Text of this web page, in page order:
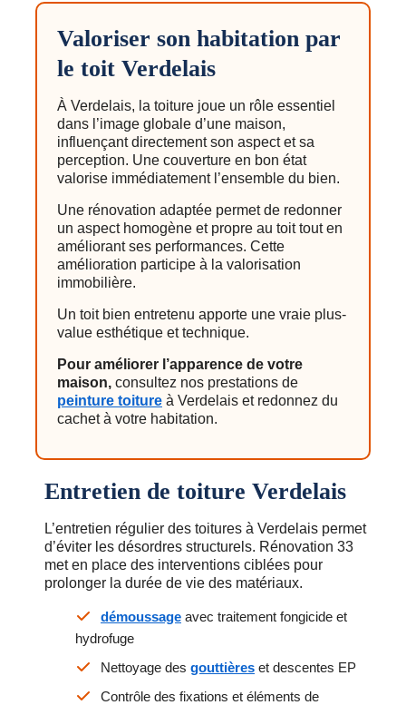
Valoriser son habitation par
le toit Verdelais
À Verdelais, la toiture joue un rôle essentiel
dans l’image globale d’une maison,
influençant directement son aspect et sa
perception. Une couverture en bon état
valorise immédiatement l’ensemble du bien.
Une rénovation adaptée permet de redonner
un aspect homogène et propre au toit tout en
améliorant ses performances. Cette
amélioration participe à la valorisation
immobilière.
Un toit bien entretenu apporte une vraie plus-
value esthétique et technique.
Pour améliorer l’apparence de votre
maison, consultez nos prestations de
peinture toiture à Verdelais et redonnez du
cachet à votre habitation.
Entretien de toiture Verdelais
L’entretien régulier des toitures à Verdelais permet
d’éviter les désordres structurels. Rénovation 33
met en place des interventions ciblées pour
prolonger la durée de vie des matériaux.
démoussage avec traitement fongicide et
hydrofuge
Nettoyage des gouttières et descentes EP
Contrôle des fixations et éléments de